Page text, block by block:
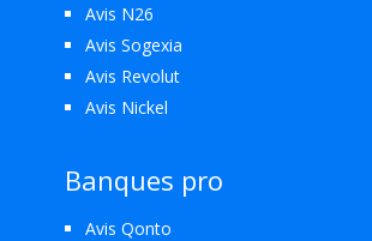
Avis N26
Avis Sogexia
Avis Revolut
Avis Nickel
Banques pro
Avis Qonto